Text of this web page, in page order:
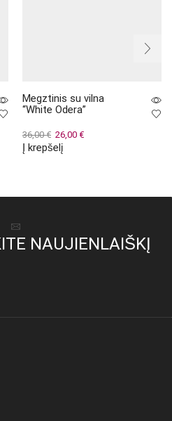
Megztinis su vilna
“White Odera”
36,00€ Original
price
26,00 €Current
Į krepšelį
NAUJIENLAIŠKĮ